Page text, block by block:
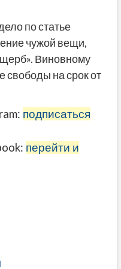
по статье
чужой вещи,
Виновному
свободы на срок от
подписаться
перейти и